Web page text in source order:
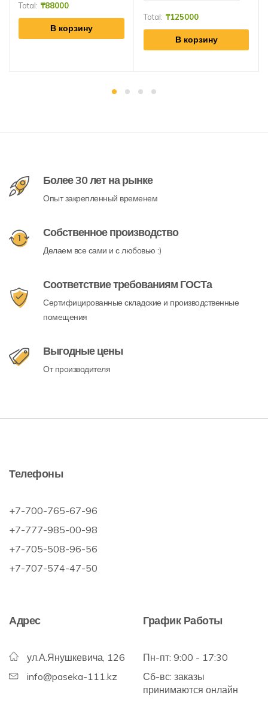
Total: ₸88000
В корзину
Total: ₸125000
В корзину
Более 30 лет на рынке
Опыт закрепленный временем
Собственное производство
Делаем все сами и с любовью :)
Соответствие требованиям ГОСТа
Сертифицированные складские и производственные
помещения
Выгодные цены
От производителя
Телефоны
+7-700-765-67-96
+7-777-985-00-98
+7-705-508-96-56
+7-707-574-47-50
Адрес
ул.А.Янушкевича, 126
info@paseka-111.kz
График Работы
Пн-пт: 9:00 - 17:30
Сб-вс: заказы
принимаются онлайн